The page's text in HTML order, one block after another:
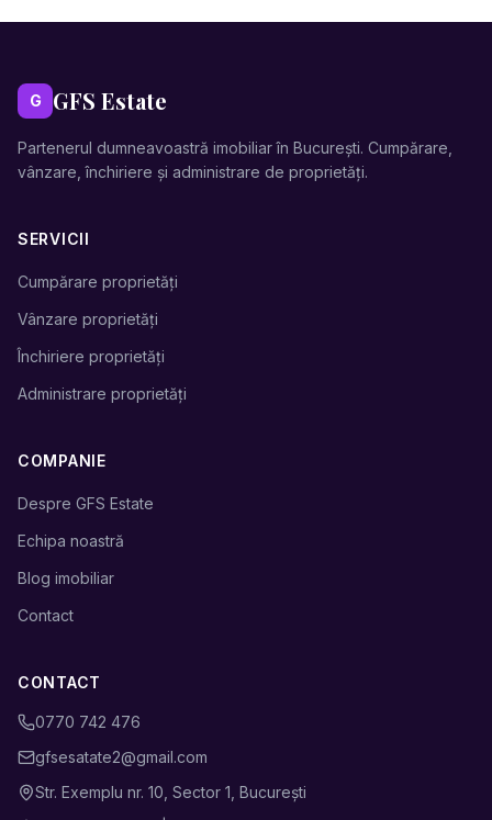
G GFS Estate
Partenerul dumneavoastră imobiliar în București. Cumpărare,
vânzare, închiriere și administrare de proprietăți.
SERVICII
Cumpărare proprietăți
Vânzare proprietăți
Închiriere proprietăți
Administrare proprietăți
COMPANIE
Despre GFS Estate
Echipa noastră
Blog imobiliar
Contact
CONTACT
0770 742 476
gfsesatate2@gmail.com
Str. Exemplu nr. 10, Sector 1, București